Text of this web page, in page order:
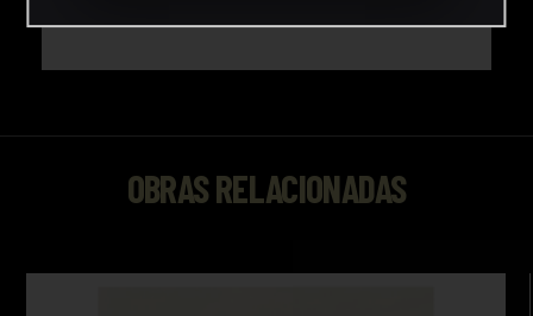
OBRAS RELACIONADAS